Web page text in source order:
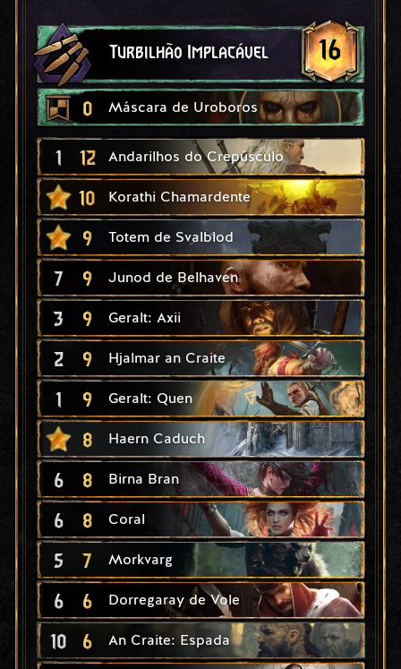
Turbilhão Implacável 16
0 Máscara de Uroboros
1 12 Andarilhos do Crepúsculo
10 Korathi Chamardente
9 Totem de Svalblod
7 9 Junod de Belhaven
3 9 Geralt: Axii
2 9 Hjalmar an Craite
1 9 Geralt: Quen
8 Haern Caduch
6 8 Birna Bran
6 8 Coral
5 7 Morkvarg
6 6 Dorregaray de Vole
10 6 An Craite: Espada